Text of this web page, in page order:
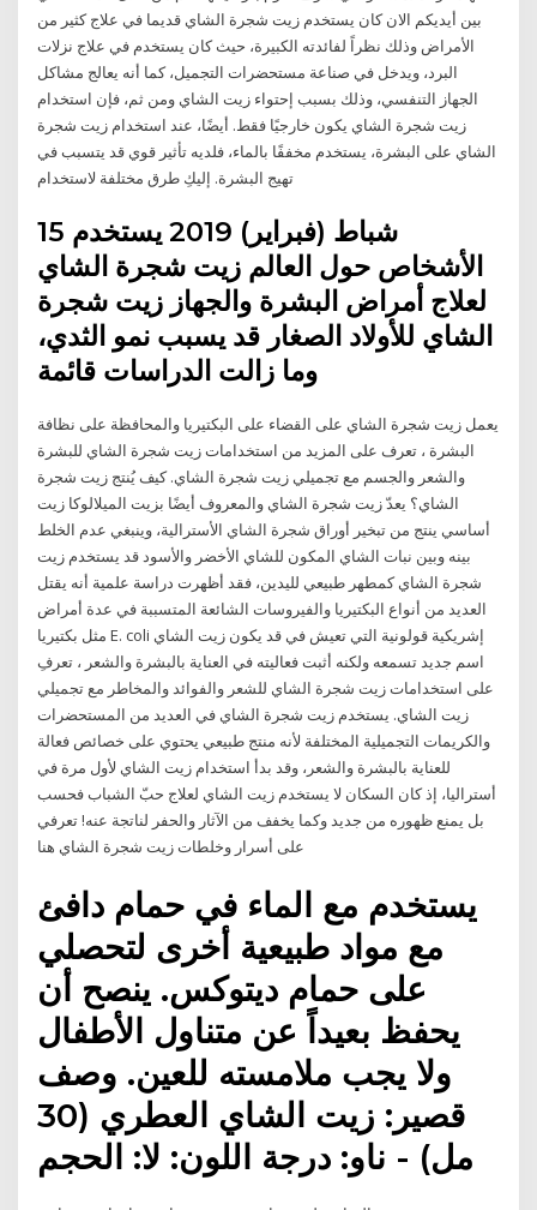
بين أيديكم الان كان يستخدم زيت شجرة الشاي قديما في علاج كثير من
الأمراض وذلك نظراً لفائدته الكبيرة، حيث كان يستخدم في علاج نزلات
البرد، ويدخل في صناعة مستحضرات التجميل، كما أنه يعالج مشاكل
الجهاز التنفسي، وذلك بسبب إحتواء زيت الشاي ومن ثم، فإن استخدام
زيت شجرة الشاي يكون خارجيًا فقط. أيضًا، عند استخدام زيت شجرة
الشاي على البشرة، يستخدم مخففًا بالماء، فلديه تأثير قوي قد يتسبب في
تهيج البشرة. إليكِ طرق مختلفة لاستخدام
15 شباط (فبراير) 2019 يستخدم
الأشخاص حول العالم زيت شجرة الشاي
لعلاج أمراض البشرة والجهاز زيت شجرة
الشاي للأولاد الصغار قد يسبب نمو الثدي،
يعمل زيت شجرة الشاي على القضاء على البكتيريا والمحافظة على نظافة
البشرة ، تعرف على المزيد من استخدامات زيت شجرة الشاي للبشرة
والشعر والجسم مع تجميلي زيت شجرة الشاي. كيف يُنتج زيت شجرة
الشاي؟ يعدّ زيت شجرة الشاي والمعروف أيضًا بزيت الميلالوكا زيت
أساسي ينتج من تبخير أوراق شجرة الشاي الأسترالية، وينبغي عدم الخلط
بينه وبين نبات الشاي المكون للشاي الأخضر والأسود قد يستخدم زيت
شجرة الشاي كمطهر طبيعي لليدين، فقد أظهرت دراسة علمية أنه يقتل
العديد من أنواع البكتيريا والفيروسات الشائعة المتسببة في عدة أمراض
مثل بكتيريا E. coli إشريكية قولونية التي تعيش في قد يكون زيت الشاي
اسم جديد تسمعه ولكنه أثبت فعاليته في العناية بالبشرة والشعر ، تعرفِ
على استخدامات زيت شجرة الشاي للشعر والفوائد والمخاطر مع تجميلي
زيت الشاي. يستخدم زيت شجرة الشاي في العديد من المستحضرات
والكريمات التجميلية المختلفة لأنه منتج طبيعي يحتوي على خصائص فعالة
للعناية بالبشرة والشعر، وقد بدأ استخدام زيت الشاي لأول مرة في
أستراليا، إذ كان السكان لا يستخدم زيت الشاي لعلاج حبّ الشباب فحسب
بل يمنع ظهوره من جديد وكما يخفف من الآثار والحفر لناتجة عنه! تعرفي
على أسرار وخلطات زيت شجرة الشاي هنا
يستخدم مع الماء في حمام دافئ
مع مواد طبيعية أخرى لتحصلي
على حمام ديتوكس. ينصح أن
يحفظ بعيداً عن متناول الأطفال
ولا يجب ملامسته للعين. وصف
قصير: زيت الشاي العطري (30
مل) - ناو: درجة اللون: لا: الحجم